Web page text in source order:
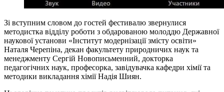
Зі вступним словом до гостей фестивалю звернулися
методистка відділу роботи з обдарованою молоддю Державної
наукової установи «Інститут модернізації змісту освіти»
Наталя Черепіна, декан факультету природничих наук та
менеджменту Сергій Новописьменний, докторка
педагогічних наук, професорка, завідувачка кафедри хімії та
методики викладання хімії Надія Шиян.